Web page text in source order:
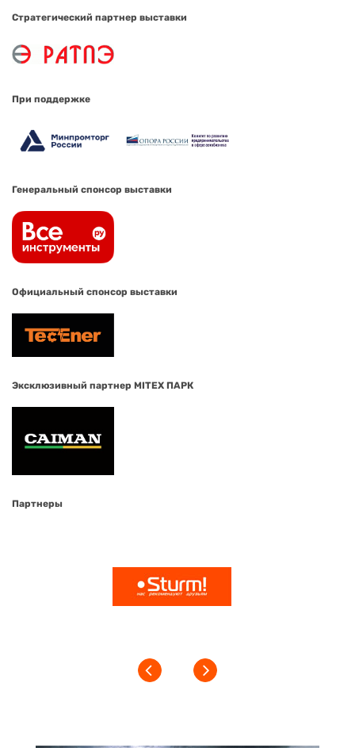
Стратегический партнер выставки
При поддержке
Генеральный спонсор выставки
Официальный спонсор выставки
Эксклюзивный партнер MITEX ПАРК
Партнеры